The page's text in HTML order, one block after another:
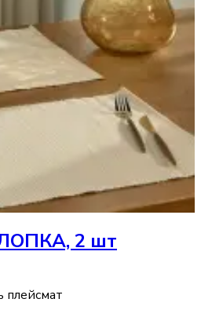
2 шт
плейсмат